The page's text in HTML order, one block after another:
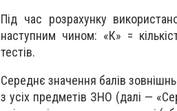
Під час розрахунку
наступним чином: «К» =
тестів.
Середнє значення балів
з усіх предметів ЗНО (далі —